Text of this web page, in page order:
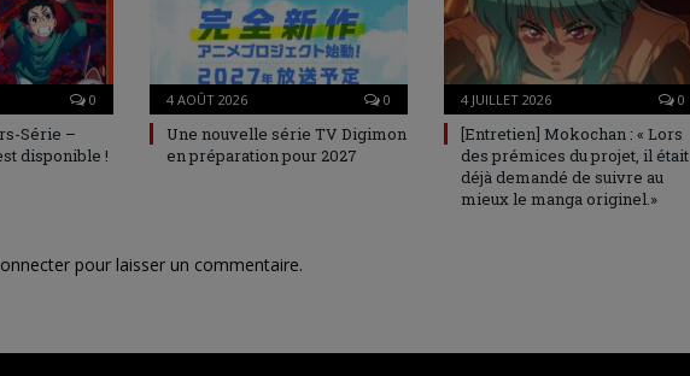
0
Série –
disponible !
4 AOÛT 2026 0
Une nouvelle série TV Digimon
en préparation pour 2027
4 JUILLET 2026 0
[Entretien] Mokochan : « Lors
des prémices du projet, il était
déjà demandé de suivre au
mieux le manga originel.»
pour laisser un commentaire.